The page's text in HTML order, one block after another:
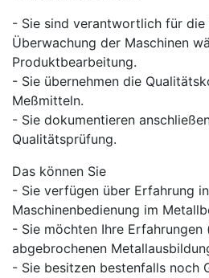
- Sie sind verantwortlich für die
Überwachung der Maschinen
Produktbearbeitung.
- Sie übernehmen die
Meßmitteln.
- Sie dokumentieren
Qualitätsprüfung.
Das können Sie
- Sie verfügen über Erfahrung
Maschinenbedienung im
- Sie möchten Ihre Erfahrungen
abgebrochenen
- Sie besitzen bestenfalls noch